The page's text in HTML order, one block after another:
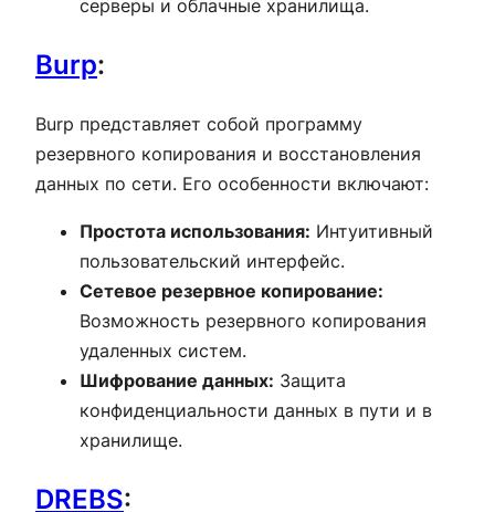
серверы и облачные хранилища.
Burp:
Burp представляет собой программу
резервного копирования и восстановления
данных по сети. Его особенности включают:
Простота использования: Интуитивный
пользовательский интерфейс.
Сетевое резервное копирование:
Возможность резервного копирования
удаленных систем.
Шифрование данных: Защита
конфиденциальности данных в пути и в
хранилище.
DREBS: